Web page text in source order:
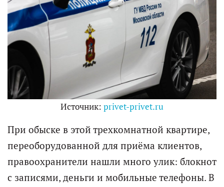
Источник: privet-privet.ru
При обыске в этой трехкомнатной квартире,
переоборудованной для приёма клиентов,
правоохранители нашли много улик: блокнот
с записями, деньги и мобильные телефоны. В